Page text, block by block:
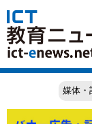
媒体・